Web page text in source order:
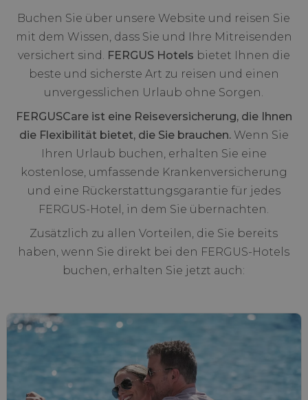
Buchen Sie über unsere Website und reisen Sie
mit dem Wissen, dass Sie und Ihre Mitreisenden
versichert sind. FERGUS Hotels bietet Ihnen die
beste und sicherste Art zu reisen und einen
unvergesslichen Urlaub ohne Sorgen.
FERGUSCare ist eine Reiseversicherung, die Ihnen
die Flexibilität bietet, die Sie brauchen. Wenn Sie
Ihren Urlaub buchen, erhalten Sie eine
kostenlose, umfassende Krankenversicherung
und eine Rückerstattungsgarantie für jedes
FERGUS-Hotel, in dem Sie übernachten.
Zusätzlich zu allen Vorteilen, die Sie bereits
haben, wenn Sie direkt bei den FERGUS-Hotels
buchen, erhalten Sie jetzt auch: